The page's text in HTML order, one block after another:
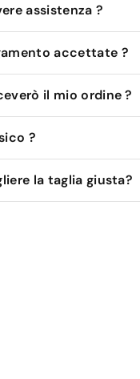
assistenza ?
accettate ?
il mio ordine ?
?
la taglia giusta?